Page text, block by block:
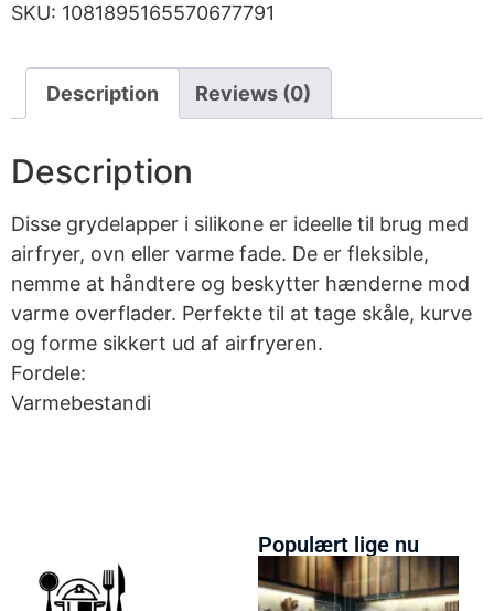
SKU: 1081895165570677791
Description Reviews (0)
Description
Disse grydelapper i silikone er ideelle til brug med
airfryer, ovn eller varme fade. De er fleksible,
nemme at håndtere og beskytter hænderne mod
varme overflader. Perfekte til at tage skåle, kurve
og forme sikkert ud af airfryeren.
Fordele:
Varmebestandi
Populært lige nu